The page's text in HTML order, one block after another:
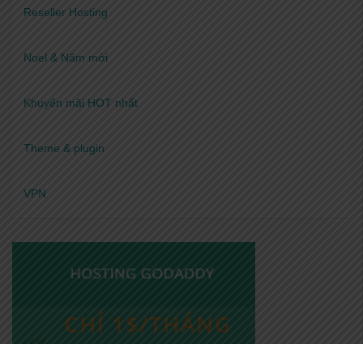
Reseller Hosting
Noel & Năm mới
Khuyến mãi HOT nhất
Theme & plugin
VPN